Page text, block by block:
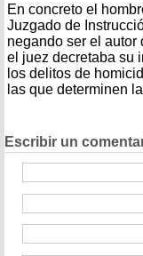
En concreto el
Juzgado de
negando ser el autor
el juez decretaba su
los delitos de
las que determinen
Escribir un